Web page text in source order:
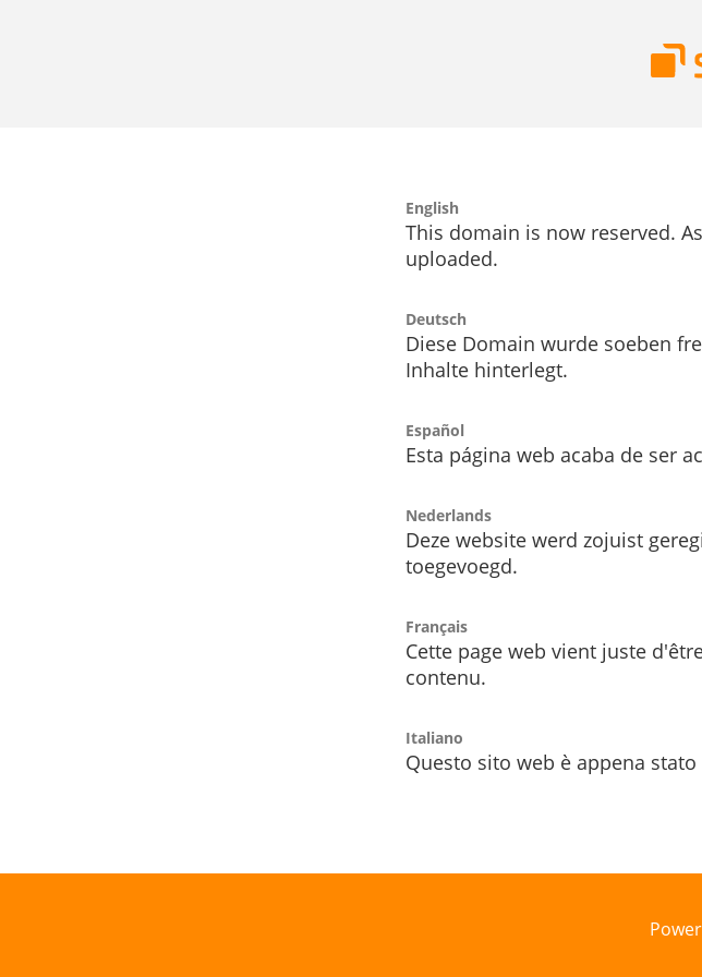
English
This domain is now reserved.
uploaded.
Deutsch
Diese Domain wurde soeben
Inhalte hinterlegt.
Español
Esta página web acaba de ser
Nederlands
Deze website werd zojuist
toegevoegd.
Français
Cette page web vient juste
contenu.
Italiano
Questo sito web è appena